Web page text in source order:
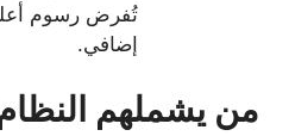
تُفرض رسوم
إضافي.
من يشملهم